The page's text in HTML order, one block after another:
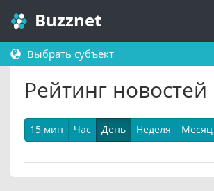
Buzznet
Выбрать субъект
Рейтинг новостей
15 мин Час День Неделя Месяц